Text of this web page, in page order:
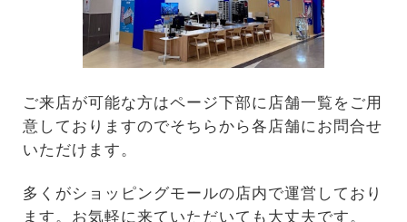
ご来店が可能な方はページ下部に店舗一覧をご用
意しておりますのでそちらから各店舗にお問合せ
いただけます。
多くがショッピングモールの店内で運営しており
ます。お気軽に来ていただいても大丈夫です。